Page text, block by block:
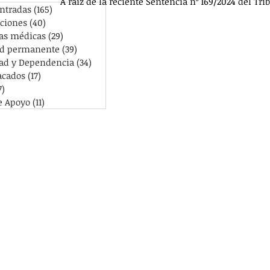
(165) 165 entradas
(40)
médicas(29)
permanente (39)
y Dependencia (34)
(17)
Apoyo (11)